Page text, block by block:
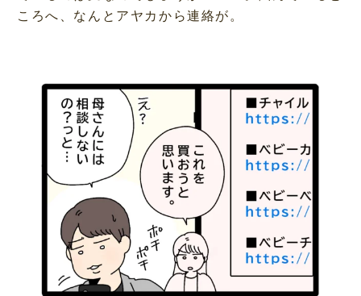
ころへ、なんとアヤカから連絡が。